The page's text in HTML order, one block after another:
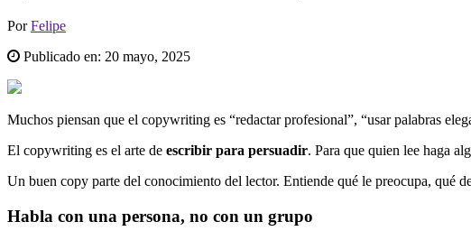
PorFelipe
Publicado en: 20 mayo, 2025
Muchos piensan que el copywriting es “redactar profesional”, “usar palabras
El copywriting es el arte de escribir para persuadir. Para que quien lee haga
Un buen copy parte del conocimiento del lector. Entiende qué le preocupa, qué
Habla con una persona, no con un grupo